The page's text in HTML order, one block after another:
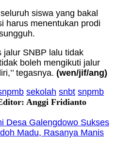
siswa yang bakal
harus menentukan prodi
jalur SNBP lalu tidak
boleh mengikuti jalur
tegasnya. (wen/jif/ang)
sekolah snbt snpmb
Anggi Fridianto
Desa Galengdowo Sukses
Madu, Rasanya Manis